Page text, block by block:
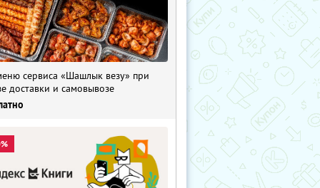
сервиса «Шашлык везу» при
доставки и самовывозе